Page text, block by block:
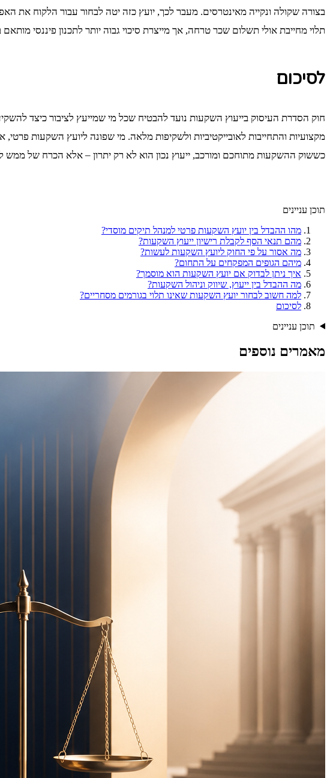
בצורה שקולה ונקייה מאינטרסים. מעבר לכך, יועץ כזה יטה לבחור עבור הלקוח את
תלוי מחייבת אולי תשלום שכר טרחה, אך מייצרת סיכוי גבוה יותר לתכנון פיננסי
לסיכום
חוק הסדרת העיסוק בייעוץ השקעות נועד להבטיח שכל מי שמייעץ לציבור כיצד
מקצועיות והתחייבות לאובייקטיביות ולשקיפות מלאה. מי שפונה ליועץ השקעות פרטי,
כששוק ההשקעות מתוחכם ומורכב, ייעוץ נכון הוא לא רק יתרון – אלא הכרח של ממש
תוכן עניינים
מהו ההבדל בין יועץ השקעות פרטי למנהל תיקים מוסדי?
מהם תנאי הסף לקבלת רישיון ייעוץ השקעות?
מה אסור על פי החוק ליועץ השקעות לעשות?
מיהם הגופים המפקחים על התחום?
איך ניתן לבדוק אם יועץ השקעות הוא מוסמך?
מה ההבדל בין ייעוץ, שיווק וניהול השקעות?
למה חשוב לבחור יועץ השקעות שאינו תלוי בגורמים מסחריים?
לסיכום
תוכן עניינים
מאמרים נוספים